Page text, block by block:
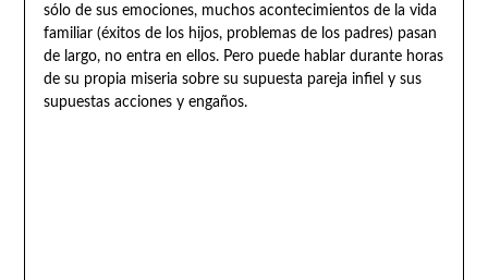
sólo de sus emociones, muchos acontecimientos de la vida
familiar (éxitos de los hijos, problemas de los padres) pasan
de largo, no entra en ellos. Pero puede hablar durante horas
de su propia miseria sobre su supuesta pareja infiel y sus
supuestas acciones y engaños.